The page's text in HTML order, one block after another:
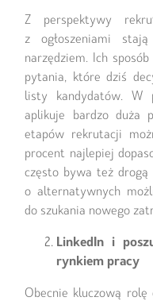
Z perspektywy
z ogłoszeniami
narzędziem. Ich
pytania, które dziś
listy kandydatów. W
aplikuje bardzo duża
etapów rekrutacji
procent najlepiej
często bywa też drogą
o alternatywnych
do szukania nowego
LinkedIn i
rynkiem pracy
Obecnie kluczową